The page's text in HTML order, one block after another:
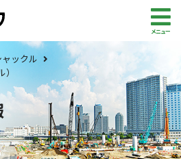
メニュー
ャックル